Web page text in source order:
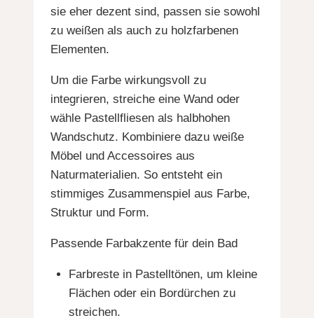
sie eher dezent sind, passen sie sowohl
zu weißen als auch zu holzfarbenen
Elementen.
Um die Farbe wirkungsvoll zu
integrieren, streiche eine Wand oder
wähle Pastellfliesen als halbhohen
Wandschutz. Kombiniere dazu weiße
Möbel und Accessoires aus
Naturmaterialien. So entsteht ein
stimmiges Zusammenspiel aus Farbe,
Struktur und Form.
Passende Farbakzente für dein Bad
Farbreste in Pastelltönen, um kleine
Flächen oder ein Bordürchen zu
streichen.